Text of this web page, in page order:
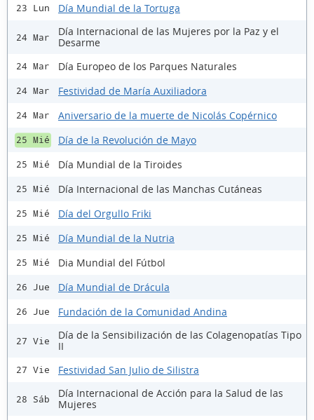
23 Lun Día Mundial de la Tortuga
24 Mar
Día Internacional de las Mujeres por la Paz y el
Desarme
24 Mar Día Europeo de los Parques Naturales
24 Mar Festividad de María Auxiliadora
24 Mar Aniversario de la muerte de Nicolás Copérnico
25 Mié Día de la Revolución de Mayo
25 Mié Día Mundial de la Tiroides
25 Mié Día Internacional de las Manchas Cutáneas
25 Mié Día del Orgullo Friki
25 Mié Día Mundial de la Nutria
25 Mié Dia Mundial del Fútbol
26 Jue Día Mundial de Drácula
26 Jue Fundación de la Comunidad Andina
27 Vie
Día de la Sensibilización de las Colagenopatías Tipo
II
27 Vie Festividad San Julio de Silistra
28 Sáb
Día Internacional de Acción para la Salud de las
Mujeres